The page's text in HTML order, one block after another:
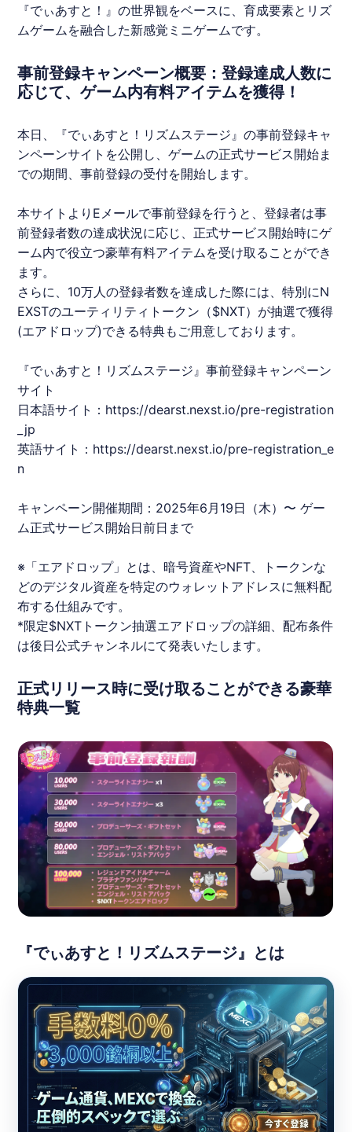
『でぃあすと！』の世界観をベースに、育成要素とリズ
ムゲームを融合した新感覚ミニゲームです。
事前登録キャンペーン概要：登録達成人数に
応じて、ゲーム内有料アイテムを獲得！
本日、『でぃあすと！リズムステージ 』の事前登録キャ
ンペーンサイトを公開し、ゲームの正式サービス開始ま
での期間、事前登録の受付を開始します。
本サイトよりEメールで事前登録を行うと、登録者は事
前登録者数の達成状況に応じ、正式サービス開始時にゲ
ーム内で役立つ豪華有料アイテムを受け取ることができ
ます。
さらに、10万人の登録者数を達成した際には、特別にN
EXSTのユーティリティトークン（$NXT）が抽選で獲得
(エアドロップ)できる特典もご用意しております。
『でぃあすと！リズムステージ 』事前登録キャンペーン
サイト
日本語サイト： https://dearst.nexst.io/pre-registration
_jp
英語サイト： https://dearst.nexst.io/pre-registration_e
n
キャンペーン開催期間：2025年6月19日（木）〜 ゲー
ム正式サービス開始日前日まで
※「エアドロップ」とは、暗号資産やNFT、トークンな
どのデジタル資産を特定のウォレットアドレスに無料配
布する仕組みです。
*限定$NXTトークン抽選エアドロップの詳細、配布条件
は後日公式チャンネルにて発表いたします。
正式リリース時に受け取ることができる豪華
特典一覧
『でぃあすと！リズムステージ』とは